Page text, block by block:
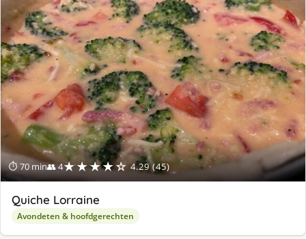
⏱ 70 min👥 4★★★★☆ 4.29 (45)
Quiche Lorraine
Avondeten & hoofdgerechten